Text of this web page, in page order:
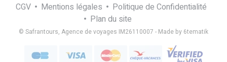
CGV Mentions légales
Politique de Confidentialité
Plan du site
© Safrantours, Agence de voyages IM26110007 - Made by 6tematik